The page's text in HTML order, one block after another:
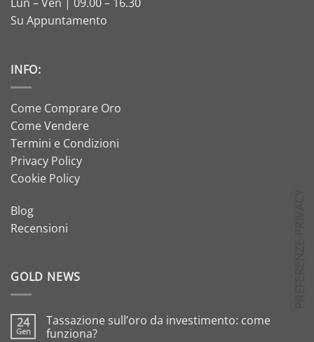
Lun – Ven | 09.00 – 16.30
Su Appuntamento
INFO:
Come Comprare Oro
Come Vendere
Termini e Condizioni
Privacy Policy
Cookie Policy
Blog
Recensioni
GOLD NEWS
24
Gen
Tassazione sull’oro da investimento: come
funziona?